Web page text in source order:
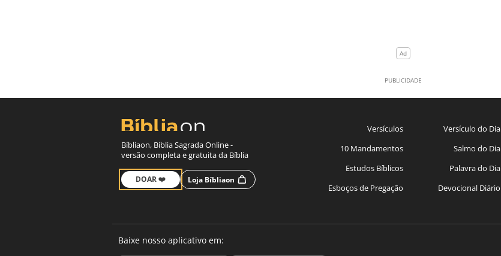
Bíbliaon, Bíblia Sagrada Online -
versão completa e gratuita da Bíblia
DOAR ❤️ Loja Bíbliaon
Versículos
10 Mandamentos
Estudos Bíblicos
Esboços de Pregação
Versículo do Dia
Salmo do Dia
Palavra do Dia
Devocional Diário
Baixe nosso aplicativo em: